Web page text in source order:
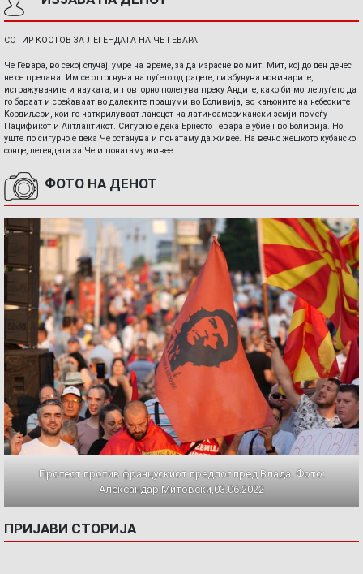
СОТИР КОСТОВ ЗА ЛЕГЕНДАТА НА ЧЕ ГЕВАРА
Че Гевара, во секој случај, умре на време, за да израсне во мит. Мит, кој до ден денес
не се предава. Им се оттргнува на луѓето од рацете, ги збунува новинарите,
истражувачите и науката, и повторно полетува преку Андите, како би могле луѓето да
го бараат и среќаваат во далеките прашуми во Боливија, во кањоните на небеските
Кордиљери, кои го наткрилуваат ланецот на латиноамерикански земји помеѓу
Пацификот и Антлантикот. Сигурно е дека Ернесто Гевара е убиен во Боливија. Но
уште по сигурно е дека Че останува и понатаму да живее. На вечно жешкото кубанско
сонце, легендата за Че и понатаму живее.
ФОТО НА ДЕНОТ
Протест против францускиот предлог пред Влада. Фото:
Александар Митовски,03.06.2022
ПРИЈАВИ СТОРИЈА